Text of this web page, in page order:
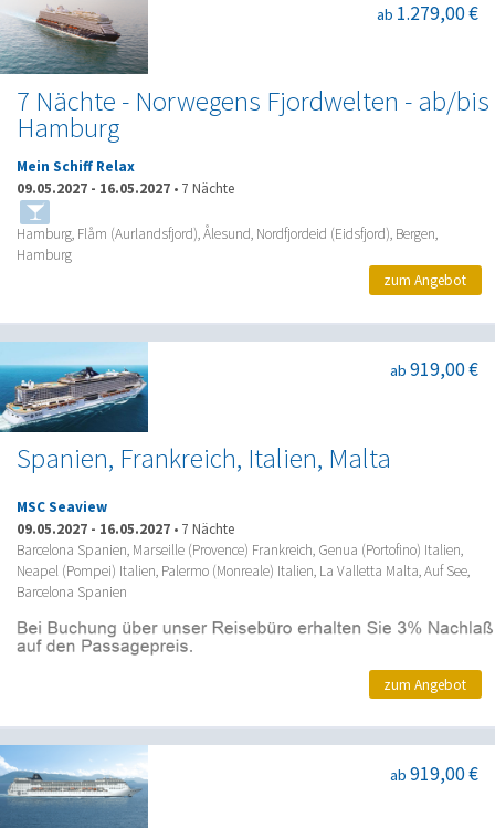
7 Nächte - Norwegens Fjordwelten - ab/bis
Hamburg
ab 1.279,00 €
Mein Schiff Relax
09.05.2027 - 16.05.2027 • 7 Nächte
Hamburg, Flåm (Aurlandsfjord), Ålesund, Nordfjordeid (Eidsfjord), Bergen,
Hamburg
zum Angebot
Spanien, Frankreich, Italien, Malta
ab 919,00 €
MSC Seaview
09.05.2027 - 16.05.2027 • 7 Nächte
Barcelona Spanien, Marseille (Provence) Frankreich, Genua (Portofino) Italien,
Neapel (Pompei) Italien, Palermo (Monreale) Italien, La Valletta Malta, Auf See,
Barcelona Spanien
zum Angebot
ab 919,00 €